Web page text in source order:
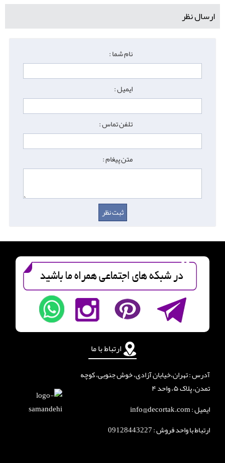
ارسال نظر
نام شما :
ایمیل :
تلفن تماس :
متن پیغام :
ارتباط با ما
آدرس : تهران،خیابان آزادی، خوش جنوبی، کوچه
تمدن، پلاک ۵، واحد ۴
ایمیل : info@decortak.com
ارتباط با واحد فروش :09128443227